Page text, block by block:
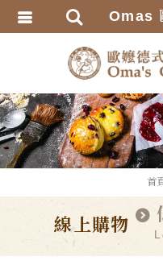
首
線上購物
Omas
追蹤清單